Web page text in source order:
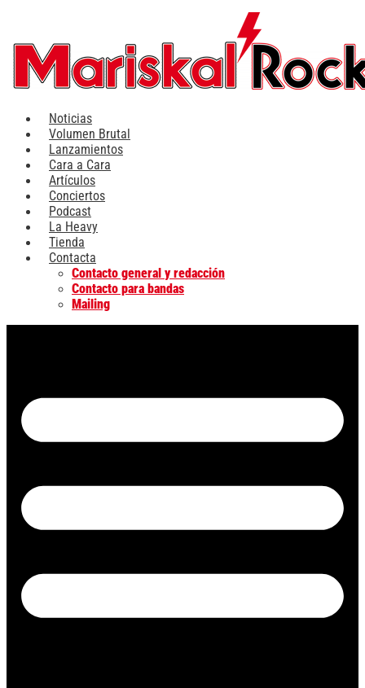
contenido
Noticias
Volumen Brutal
Lanzamientos
Cara a Cara
Artículos
Conciertos
Podcast
La Heavy
Tienda
Contacta
Contacto general y redacción
Contacto para bandas
Mailing